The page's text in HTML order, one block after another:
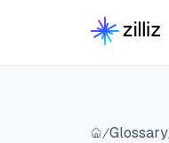
Glossary